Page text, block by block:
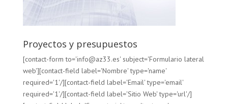
Proyectos y presupuestos
[contact-form to='info@az33.es' subject='Formulario lateral
web'][contact-field label='Nombre' type='name'
required='1'/][contact-field label='Email' type='email'
required='1'/][contact-field label='Sitio Web' type='url'/]